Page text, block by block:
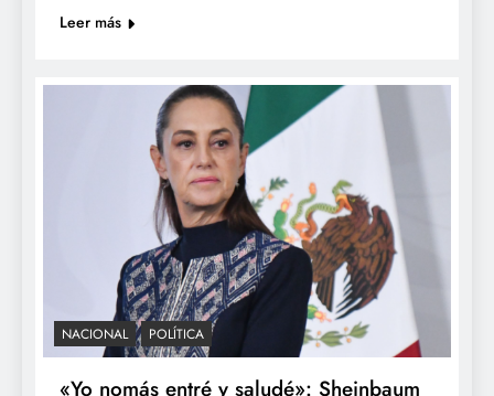
Leer más
NACIONAL POLÍTICA
«Yo nomás entré y saludé»: Sheinbaum